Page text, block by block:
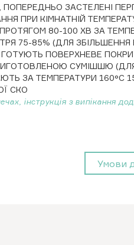
ЗАСТЕЛЕНІ
ПРИ КІМНАТНІЙ
80-100 ХВ ЗА
75-85% (ДЛЯ ЗБІЛЬШЕННЯ
ПОВЕРХНЕВЕ
СУМІШШЮ
ЗА ТЕМПЕРАТУРИ 160°С
СКО
інструкція з випікання
Умови